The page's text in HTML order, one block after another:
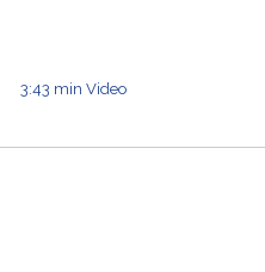
3:43 min Video